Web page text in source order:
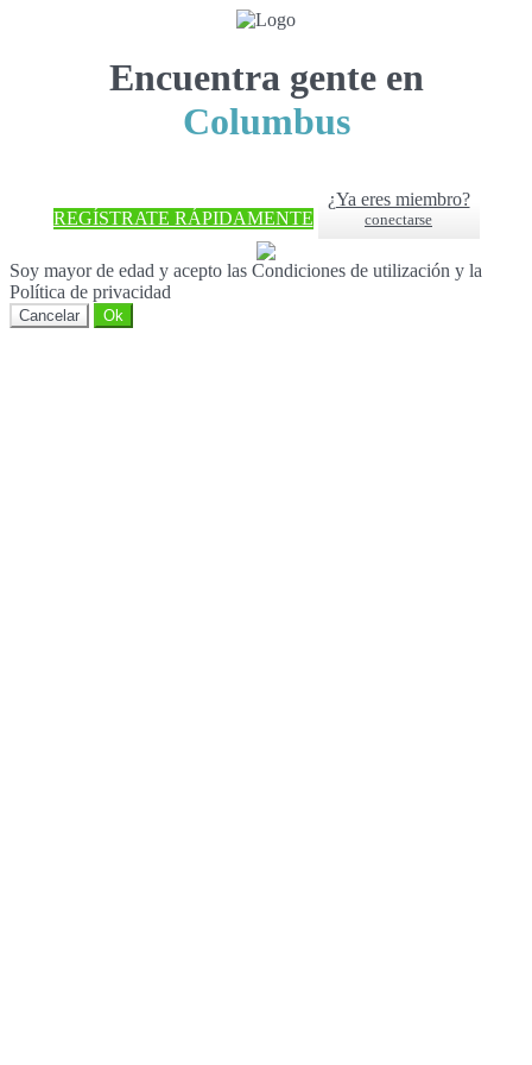
Encuentra gente en
Columbus
REGÍSTRATE RÁPIDAMENTE
¿Ya eres miembro?
conectarse
Soy mayor de edad y acepto las Condiciones de utilización y la
Política de privacidad
Cancelar Ok